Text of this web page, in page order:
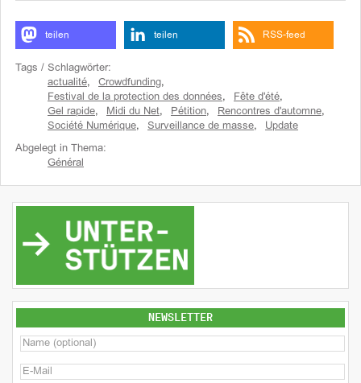
teilen teilen RSS-feed
Tags / Schlagwörter:
actualité, Crowdfunding,
Festival de la protection des données, Fête d'été,
Gel rapide, Midi du Net, Pétition, Rencontres d'automne,
Société Numérique, Surveillance de masse, Update
Abgelegt in Thema:
Général
NEWSLETTER